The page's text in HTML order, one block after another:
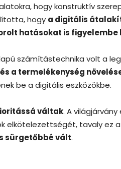
hogy konstruktív
hogy a digitális
hatásokat is figyelembe
számítástechnika volt a
a termelékenység
be a digitális eszközökbe.
váltak. A
elkötelezettségét, tavaly ez
sürgetőbbé vált.